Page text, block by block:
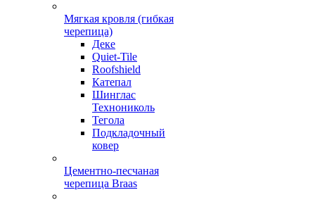
Мягкая кровля (гибкая
черепица)
Деке
Quiet-Tile
Roofshield
Катепал
Шинглас
Технониколь
Тегола
Подкладочный
ковер
Цементно-песчаная
черепица Braas